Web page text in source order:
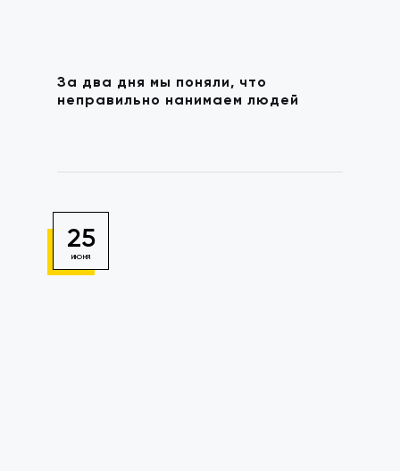
За два дня мы поняли, что
неправильно нанимаем людей
25
ИЮНЯ